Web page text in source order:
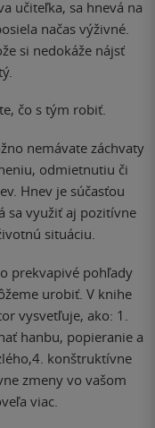
učiteľka, sa hnevá na
načas výživné.
si nedokáže nájsť
čo s tým robiť.
nemávate záchvaty
odmietnutiu či
Hnev je súčasťou
sa využiť aj pozitívne
situáciu.
prekvapivé pohľady
urobiť. V knihe
vysvetľuje, ako: 1.
hanbu, popieranie a
konštruktívne
zmeny vo vašom
viac.